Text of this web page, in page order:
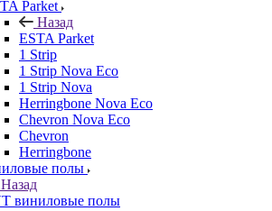
Parket
Назад
ESTA Parket
1 Strip
1 Strip Nova Eco
1 Strip Nova
Herringbone Nova Eco
Chevron Nova Eco
Chevron
Herringbone
полы
Назад
виниловые полы